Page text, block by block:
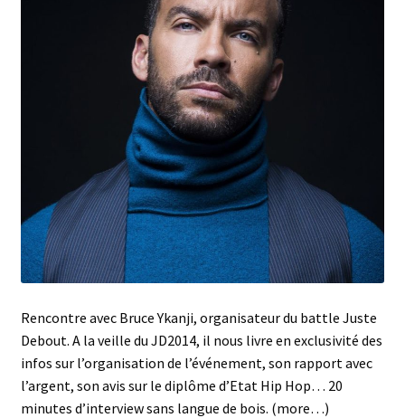
Rencontre avec Bruce Ykanji, organisateur du battle Juste
Debout. A la veille du JD2014, il nous livre en exclusivité des
infos sur l’organisation de l’événement, son rapport avec
l’argent, son avis sur le diplôme d’Etat Hip Hop… 20
minutes d’interview sans langue de bois. (more…)